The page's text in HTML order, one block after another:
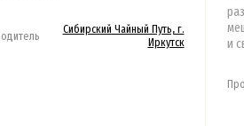
Сибирский Чайный Путь, г.
Иркутск
и